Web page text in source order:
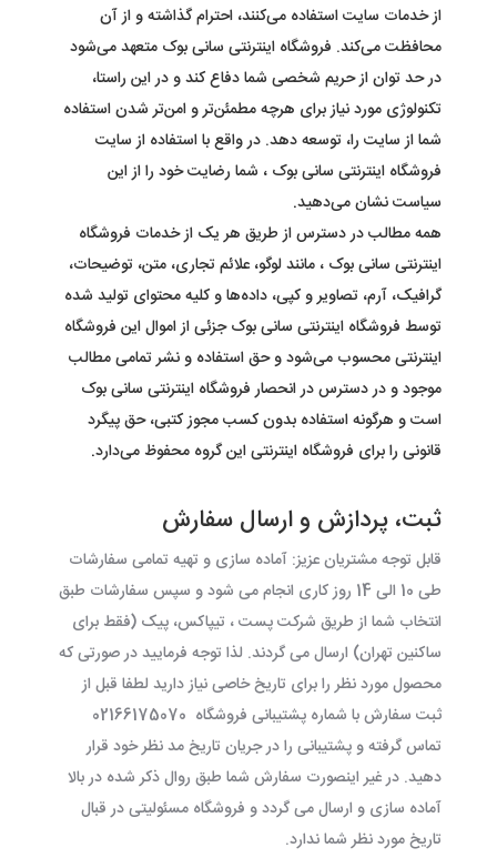
از خدمات سایت استفاده می‏‌کنند، احترام گذاشته و از آن
محافظت می‏‌کند. فروشگاه اینترنتی سانی بوک متعهد می‏‌شود
در حد توان از حریم شخصی شما دفاع کند و در این راستا،
تکنولوژی مورد نیاز برای هرچه مطمئن‏‌تر و امن‏‌تر شدن استفاده
شما از سایت را، توسعه دهد. در واقع با استفاده از سایت
فروشگاه اینترنتی سانی بوک ، شما رضایت خود را از این
سیاست نشان می‏‌دهید.
همه مطالب در دسترس از طریق هر یک از خدمات فروشگاه
اینترنتی سانی بوک ، مانند لوگو، علائم تجاری، متن، توضیحات،
گرافیک، آرم، تصاویر و کپی، داده‌ها و کلیه محتوای تولید شده
توسط فروشگاه اینترنتی سانی بوک جزئی از اموال این فروشگاه
اینترنتی محسوب می‏‌شود و حق استفاده و نشر تمامی مطالب
موجود و در دسترس در انحصار فروشگاه اینترنتی سانی بوک
است و هرگونه استفاده بدون کسب مجوز کتبی، حق پیگرد
قانونی را برای فروشگاه اینترنتی این گروه محفوظ می‏‌دارد.
ثبت، پردازش و ارسال سفارش
قابل توجه مشتریان عزیز: آماده سازی و تهیه تمامی سفارشات
طی 10 الی 14 روز کاری انجام می شود و سپس سفارشات طبق
انتخاب شما از طریق شرکت پست ، تیپاکس، پیک (فقط برای
ساکنین تهران) ارسال می گردند. لذا توجه فرمایید در صورتی که
محصول مورد نظر را برای تاریخ خاصی نیاز دارید لطفا قبل از
ثبت سفارش با شماره پشتیبانی فروشگاه 02166175070
تماس گرفته و پشتیبانی را در جریان تاریخ مد نظر خود قرار
دهید. در غیر اینصورت سفارش شما طبق روال ذکر شده در بالا
آماده سازی و ارسال می گردد و فروشگاه مسئولیتی در قبال
تاریخ مورد نظر شما ندارد.